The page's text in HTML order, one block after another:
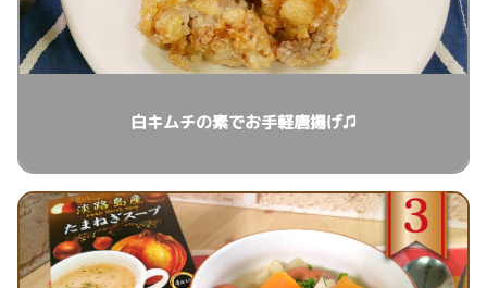
白キムチの素でお手軽唐揚げ♫